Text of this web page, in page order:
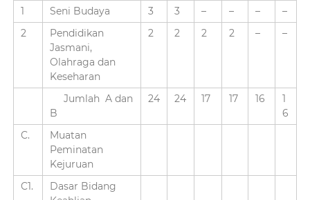
1
Seni Budaya 3 3 – – –
–
2
Pendidikan
Jasmani,
Olahraga dan
Keseharan
2 2 2 2 – –
Jumlah A dan
B
24 24 17 17 16
1
6
C.
Muatan
Peminatan
Kejuruan
C1.
Dasar Bidang